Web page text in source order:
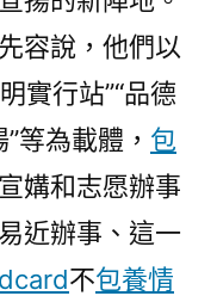
容說，他們以
實行站”“品德
等為載體， 包
媾和志愿辦事
近辦事、這一
不包養情